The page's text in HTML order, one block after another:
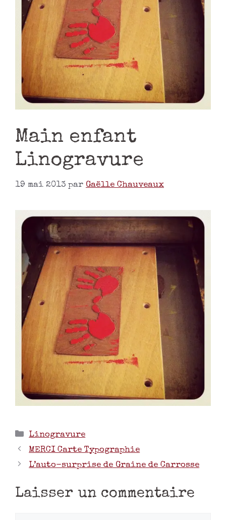
Main enfant
Linogravure
19 mai 2013 par Gaëlle Chauveaux
Linogravure
MERCI Carte Typographie
L’auto-surprise de Graine de Carrosse
Laisser un commentaire